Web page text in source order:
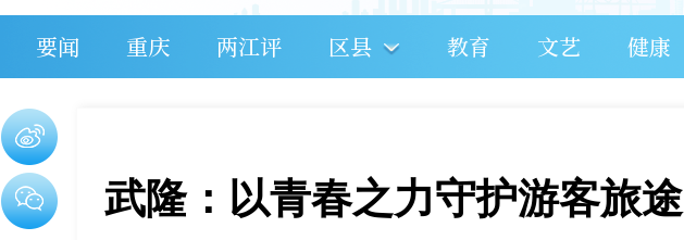
要闻 重庆 两江评 区县 教育 文艺 健康
武隆：以青春之力守护游客旅途